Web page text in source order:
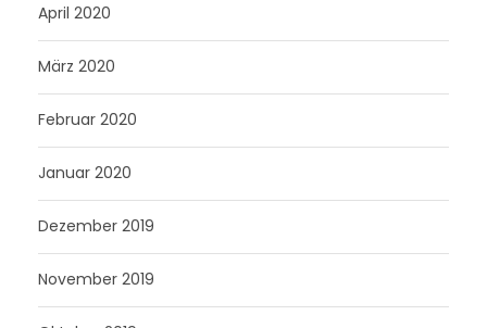
April 2020
März 2020
Februar 2020
Januar 2020
Dezember 2019
November 2019